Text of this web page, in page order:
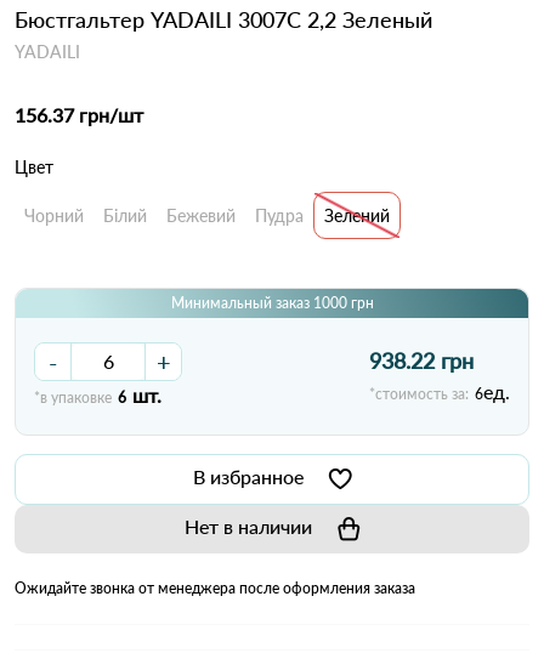
Бюстгальтер YADAILI 3007C 2,2 Зеленый
YADAILI
156.37 грн/шт
Цвет
Чорний Білий Бежевий Пудра Зелений
Минимальный заказ 1000 грн
- +
*в упаковке 6 шт.
938.22 грн
*стоимость за: 6ед.
В избранное
Нет в наличии
Ожидайте звонка от менеджера после оформления заказа